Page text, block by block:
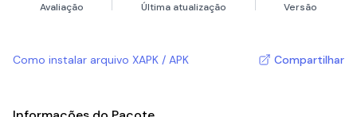
Avaliação Última atualização Versão
Como instalar arquivo XAPK / APK Compartilhar